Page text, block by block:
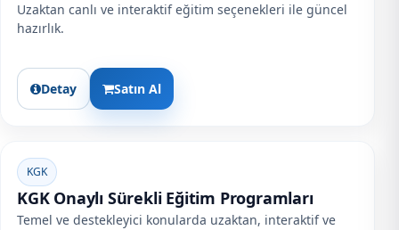
Uzaktan canlı ve interaktif eğitim seçenekleri ile güncel
hazırlık.
Detay Satın Al
KGK
KGK Onaylı Sürekli Eğitim Programları
Temel ve destekleyici konularda uzaktan, interaktif ve